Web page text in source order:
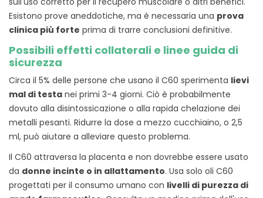
Esistono prove aneddotiche, ma è necessaria una prova
clinica più forte prima di trarre conclusioni definitive.
Possibili effetti collaterali e linee guida di
sicurezza
Circa il 5% delle persone che usano il C60 sperimenta lievi
mal di testa nei primi 3-4 giorni. Ciò è probabilmente
dovuto alla disintossicazione o alla rapida chelazione dei
metalli pesanti. Ridurre la dose a mezzo cucchiaino, o 2,5
ml, può aiutare a alleviare questo problema.
Il C60 attraversa la placenta e non dovrebbe essere usato
da donne incinte o in allattamento. Usa solo oli C60
progettati per il consumo umano con livelli di purezza di